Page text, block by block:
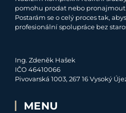
pomohu prodat nebo pronajmout
Postarám se o celý proces tak,
profesionální spolupráce bez
Ing. Zdeněk Hašek
IČO 46410066
Pivovarská 1003, 267 16 Vysoký
MENU